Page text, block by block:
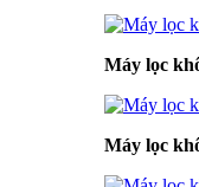
Máy lọc
Máy lọc